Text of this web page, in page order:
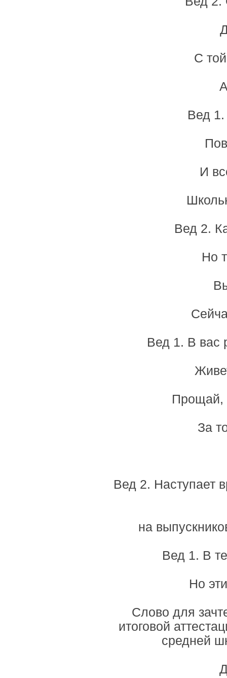
С
Вед 1.
И
Вед 2.
Но
Вед 1. В вас
Прощай,
За
Вед 2. Наступает
на
Вед 1. В
Но
Слово для
итоговой
средней